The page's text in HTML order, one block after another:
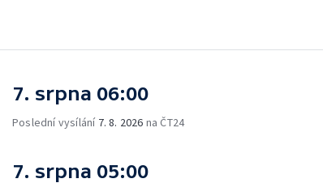
7. srpna 06:00
Poslední vysílání 7. 8. 2026 na ČT24
7. srpna 05:00